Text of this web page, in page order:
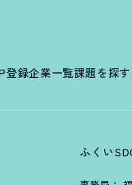
登録企業一覧課題を探す
ふくい